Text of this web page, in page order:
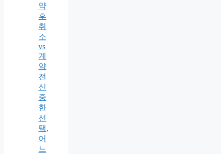
약
후
취
소
vs
계
약
전
신
중
한
선
택,
어
느